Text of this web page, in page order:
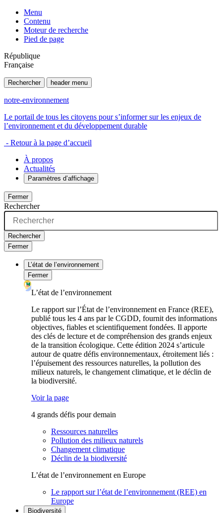
Menu
Contenu
Moteur de recherche
Pied de page
République
Française
Rechercher header menu
notre-environnement
Le portail de tous les citoyens pour s’informer sur les enjeux de
l’environnement et du développement durable
- Retour à la page d’accueil
À propos
Actualités
Paramètres d’affichage
Fermer
Rechercher
Rechercher
Fermer
L’état de l’environnement
Fermer
L’état de l’environnement
Le rapport sur l’État de l’environnement en France (REE),
publié tous les 4 ans par le CGDD, fournit des informations
objectives, fiables et scientifiquement fondées. Il apporte
des clés de lecture et de compréhension des grands enjeux
de la transition écologique. Cette édition 2024 s’articule
autour de quatre défis environnementaux, étroitement liés :
l’épuisement des ressources naturelles, la pollution des
milieux naturels, le changement climatique, et le déclin de
la biodiversité.
Voir la page
4 grands défis pour demain
Ressources naturelles
Pollution des milieux naturels
Changement climatique
Déclin de la biodiversité
L’état de l’environnement en Europe
Le rapport sur l’état de l’environnement (REE) en
Europe
Biodiversité